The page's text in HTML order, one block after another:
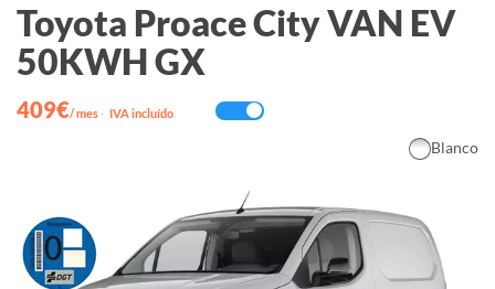
Toyota Proace City VAN EV
50KWH GX
409€/ mes · IVA incluído
Blanco